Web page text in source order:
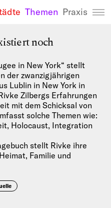
We Refugees
Themen Praxis
noch
in New York“ stellt
der zwanzigjährigen
Lublin in New York in
Zilbergs Erfahrungen
mit dem Schicksal von
solche Themen wie:
Holocaust, Integration
stellt Rivke ihre
Familie und